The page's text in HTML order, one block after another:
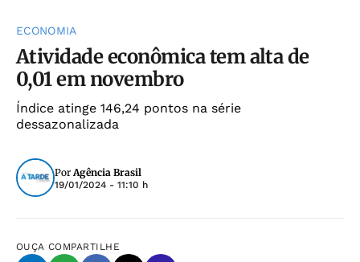
ECONOMIA
Atividade econômica tem alta de
0,01 em novembro
Índice atinge 146,24 pontos na série
dessazonalizada
PorAgência Brasil
19/01/2024 - 11:10 h
OUÇA COMPARTILHE